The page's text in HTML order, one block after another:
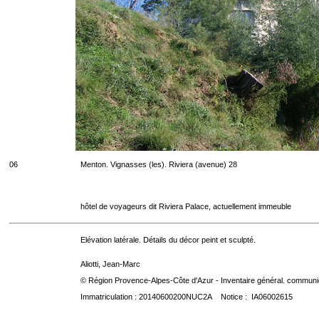
06 Menton. Vignasses (les). Riviera (avenue) 28
hôtel de voyageurs dit Riviera Palace, actuellement immeuble
Elévation latérale. Détails du décor peint et sculpté.
Aliotti, Jean-Marc
© Région Provence-Alpes-Côte d'Azur - Inventaire général.
Immatriculation : 20140600200NUC2A Notice : IA06002615